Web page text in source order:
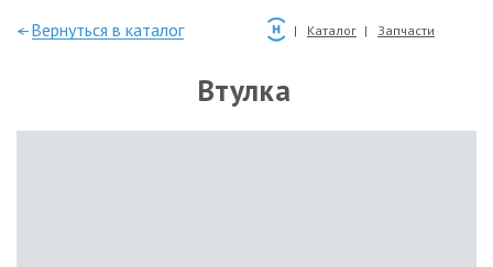
—Вернуться в каталог Каталог Запчасти
Втулка